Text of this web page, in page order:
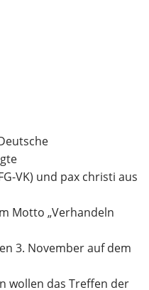
VK) und pax christi aus
Motto „Verhandeln
3. November auf dem
wollen das Treffen der